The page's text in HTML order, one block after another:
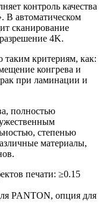
контроль качества
В автоматическом
сканирование
4K.
критериям, как:
конгрева и
при ламинации и
полностью
степенью
материалы,
печати: ≥0.15
PANTON, опция для